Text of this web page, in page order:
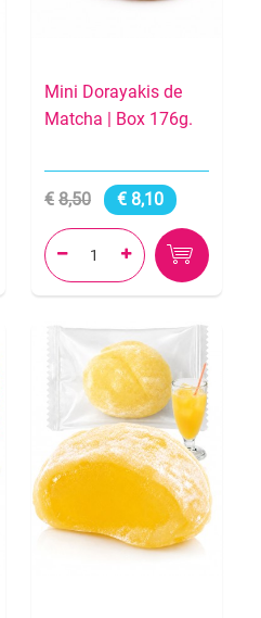
Mini Dorayakis de
Matcha | Box 176g.
8,50 8,10
 